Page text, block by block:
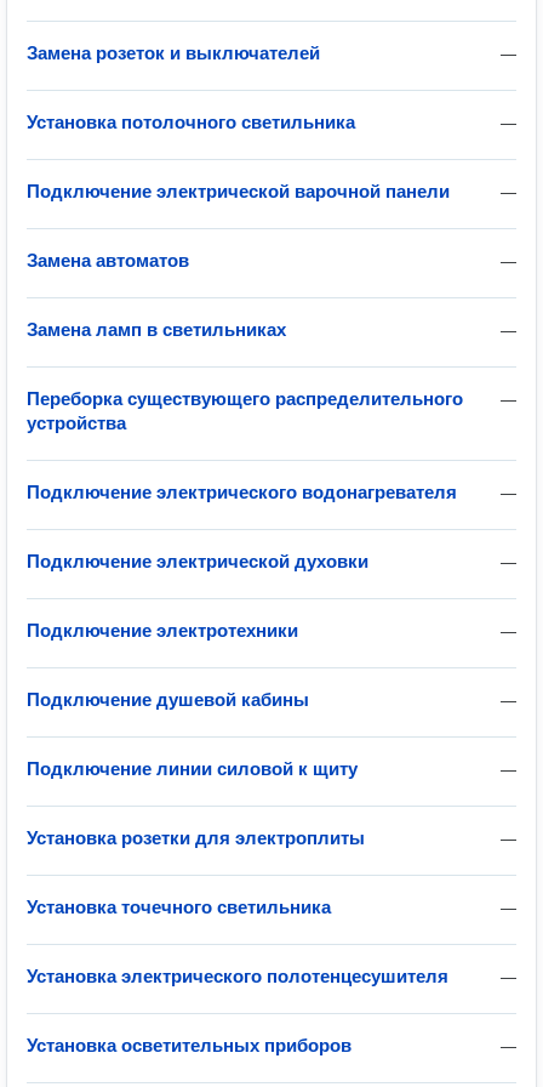
—
Замена розеток и выключателей
—
Установка потолочного светильника
—
Подключение электрической варочной панели
—
Замена автоматов
—
Замена ламп в светильниках
—
Переборка существующего распределительного
устройства
—
Подключение электрического водонагревателя
—
Подключение электрической духовки
—
Подключение электротехники
—
Подключение душевой кабины
—
Подключение линии силовой к щиту
—
Установка розетки для электроплиты
—
Установка точечного светильника
—
Установка электрического полотенцесушителя
—
Установка осветительных приборов